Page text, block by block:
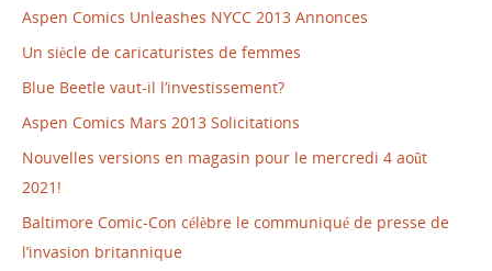
Aspen Comics Unleashes NYCC 2013 Annonces
Un siècle de caricaturistes de femmes
Blue Beetle vaut-il l’investissement?
Aspen Comics Mars 2013 Solicitations
Nouvelles versions en magasin pour le mercredi 4 août
2021!
Baltimore Comic-Con célèbre le communiqué de presse de
l’invasion britannique